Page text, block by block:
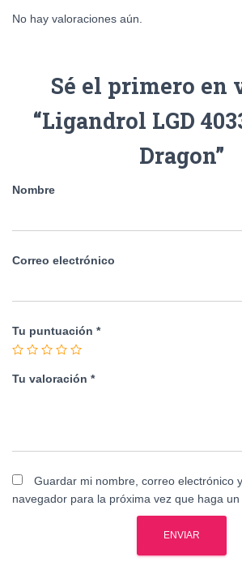
No hay valoraciones aún.
Sé el primero en
“Ligandrol LGD
Dragon”
Nombre
Correo electrónico
Tu puntuación *
Tu valoración *
Guardar mi nombre, correo electrónico
navegador para la próxima vez que haga un